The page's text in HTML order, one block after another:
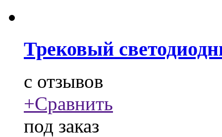
Трековый
c отзывов
+Сравнить
под заказ